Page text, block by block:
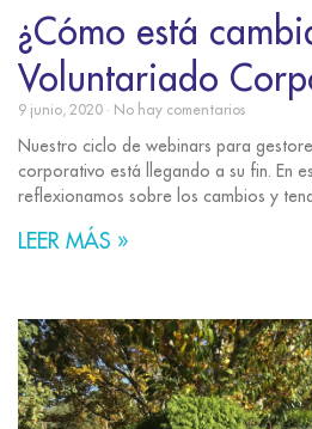
¿Cómo está
Voluntariado
9 junio, 2020 No hay comentarios
Nuestro ciclo de webinars para
corporativo está llegando a su fin. En
reflexionamos sobre los cambios y
LEER MÁS »